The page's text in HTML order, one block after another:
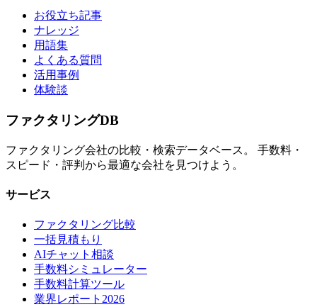
お役立ち記事
ナレッジ
用語集
よくある質問
活用事例
体験談
ファクタリングDB
ファクタリング会社の比較・検索データベース。 手数料・
スピード・評判から最適な会社を見つけよう。
サービス
ファクタリング比較
一括見積もり
AIチャット相談
手数料シミュレーター
手数料計算ツール
業界レポート2026